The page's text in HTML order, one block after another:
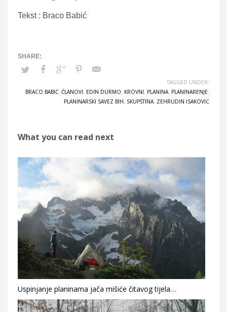
Tekst : Braco Babić
TAGGED UNDER:
BRACO BABIĆ, ČLANOVI, EDIN DURMO, KROVNI, PLANINA, PLANINARENJE,
PLANINARSKI SAVEZ BIH, SKUPŠTINA, ZEHRUDIN ISAKOVIC
What you can read next
Uspinjanje planinama jača mišiće čitavog tijela…